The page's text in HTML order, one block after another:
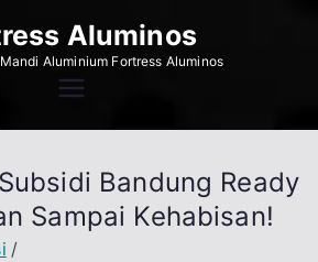
Aluminos
Aluminium Fortress Aluminos
Bandung Ready
Sampai Kehabisan!